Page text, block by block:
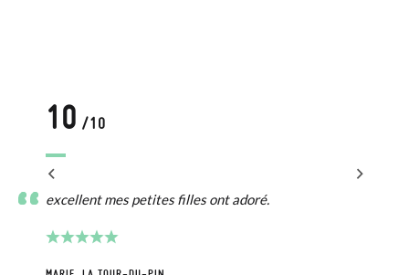
10 /10
excellent mes petites filles ont adoré.